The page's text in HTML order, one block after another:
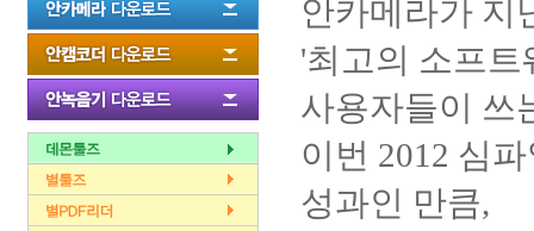
안카메라가 지
'최고의 소프트
사용자들이 쓰
이번 2012 심
성과인 만큼,